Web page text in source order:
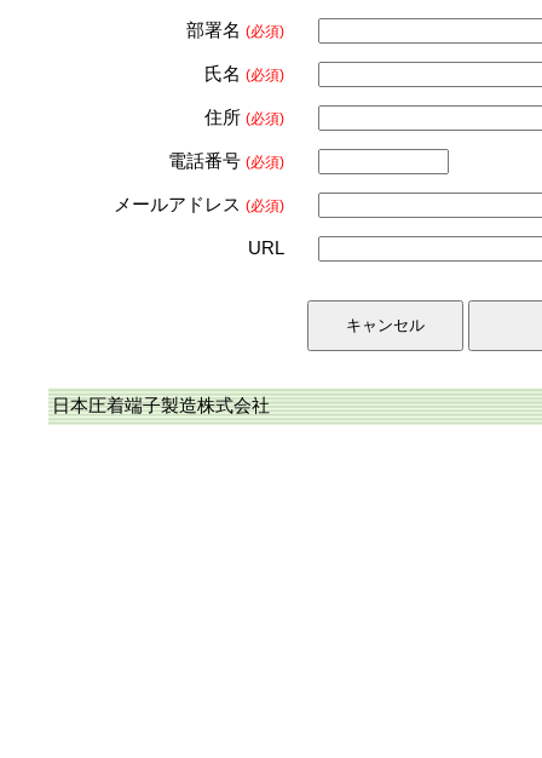
部署名 (必須)
氏名 (必須)
住所 (必須)
電話番号 (必須)
メールアドレス (必須)
URL
日本圧着端子製造株式会社